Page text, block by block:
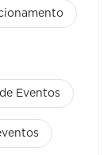
Eventos